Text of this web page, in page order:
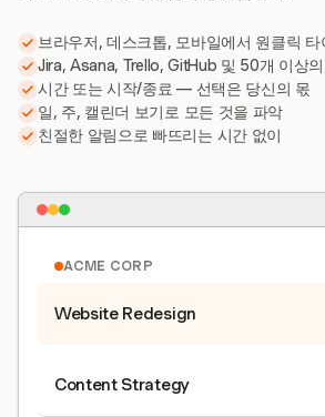
브라우저, 데스크톱, 모바일에서 원클릭 타
Jira, Asana, Trello, GitHub 및 50개 이상
시간 또는 시작/종료 — 선택은 당신의 몫
일, 주, 캘린더 보기로 모든 것을 파악
친절한 알림으로 빠뜨리는 시간 없이
ACME CORP
Website Redesign
Content Strategy